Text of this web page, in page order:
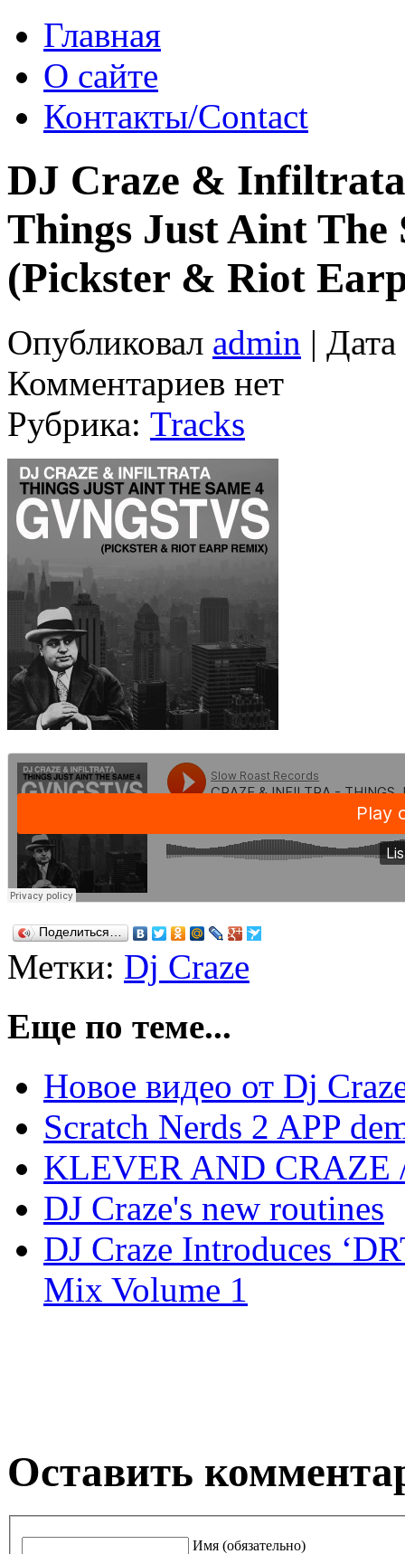
Главная
О сайте
Контакты/Contact
DJ Craze &
Things Just Aint The
(Pickster & Riot
Опубликовал admin |
Комментариев нет
Рубрика: Tracks
Поделиться…
Метки: Dj Craze
Еще по теме...
Новое видео от Dj
Scratch Nerds 2 APP
KLEVER AND CRAZE
DJ Craze's new routines
DJ Craze Introduces
Mix Volume 1
Оставить
Имя (обязательно)